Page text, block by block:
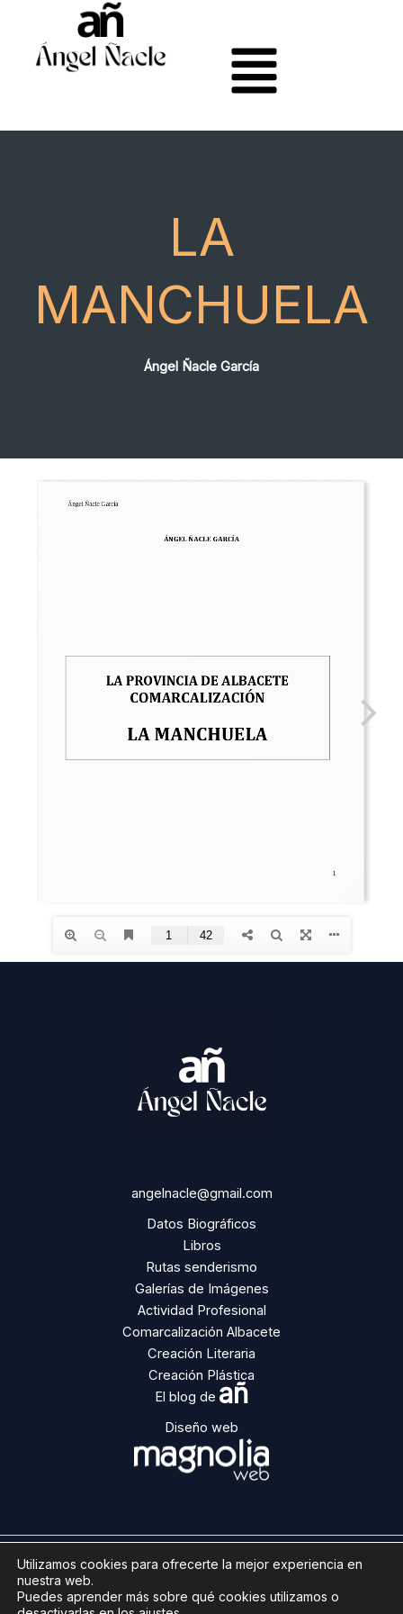
contenido
LA
MANCHUELA
Ángel Ñacle García
angelnacle@gmail.com
Datos Biográficos
Libros
Rutas senderismo
Galerías de Imágenes
Actividad Profesional
Comarcalización Albacete
Creación Literaria
Creación Plástica
El blog de añ
Diseño web
Copyright © 2026 | Ángel Ñacle
Aviso legal
Utilizamos cookies para ofrecerte la mejor experiencia en
nuestra web.
Puedes aprender más sobre qué cookies utilizamos o